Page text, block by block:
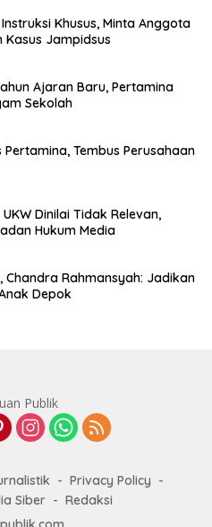
Khusus, Minta Anggota
Kasus Jampidsus
Ajaran Baru, Pertamina
Sekolah
Tembus Perusahaan
Dinilai Tidak Relevan,
Hukum Media
Chandra Rahmansyah: Jadikan
Depok
Privacy Policy
Siber
Redaksi